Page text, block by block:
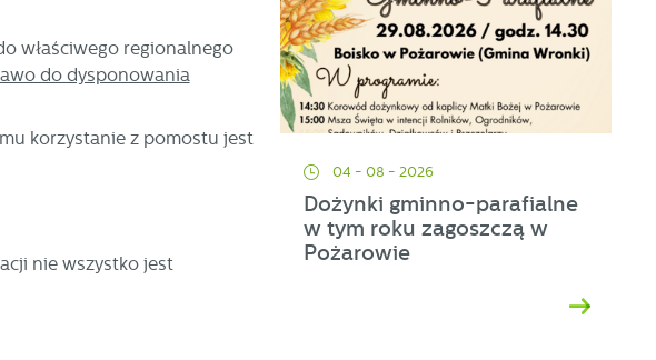
właściwego regionalnego
do dysponowania
korzystanie z pomostu jest
nie wszystko jest
04 - 08 - 2026
Dożynki gminno-parafialne
w tym roku zagoszczą w
Pożarowie